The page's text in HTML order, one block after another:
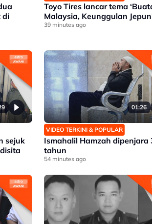
di
Toyo Tires lancar tema
Malaysia, Keunggulan
39 minutes ago
sejuk
01:26
VIDEO TERKINI & POPULAR
Ismahalil Hamzah dipenjara
tahun
54 minutes ago